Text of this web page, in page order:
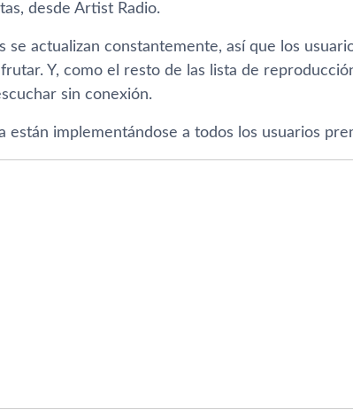
desde Artist Radio.
se actualizan constantemente, así­ que los
Y, como el resto de las lista de
sin conexión.
están implementándose a todos los usuarios